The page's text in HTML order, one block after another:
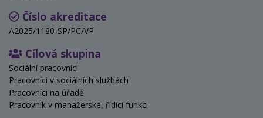
Číslo akreditace
A2025/1180-SP/PC/VP
Cílová skupina
Sociální pracovníci
Pracovníci v sociálních službách
Pracovníci na úřadě
Pracovník v manažerské, řídicí funkci